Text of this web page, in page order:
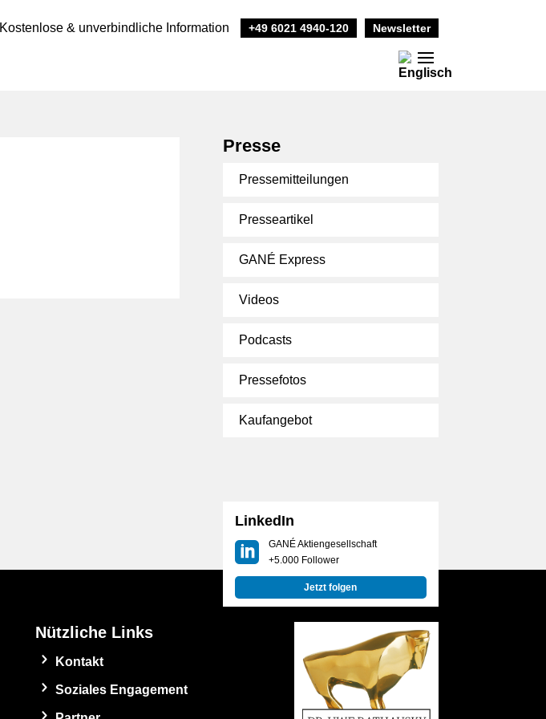
Newsletter
Kostenlose & unverbindliche Information +49 6021 4940-120
Presse
Pressemitteilungen
Presseartikel
GANÉ Express
Videos
Podcasts
Pressefotos
Kaufangebot
LinkedIn
GANÉ Aktiengesellschaft
+5.000 Follower
Jetzt folgen
Nützliche Links
Kontakt
Soziales Engagement